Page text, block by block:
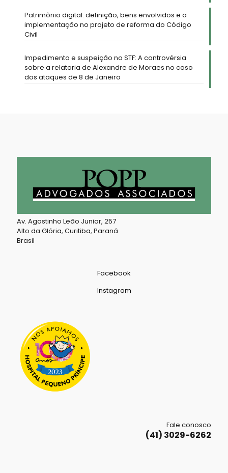
Patrimônio digital: definição, bens envolvidos e a
implementação no projeto de reforma do Código
Civil
Impedimento e suspeição no STF: A controvérsia
sobre a relatoria de Alexandre de Moraes no caso
dos ataques de 8 de Janeiro
Av. Agostinho Leão Junior, 257
Alto da Glória, Curitiba, Paraná
Brasil
Facebook
Instagram
Fale conosco
(41) 3029-6262